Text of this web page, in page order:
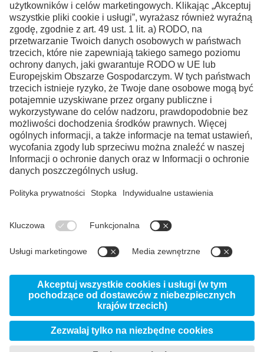
Facebook
Instagram
© 2026 Uddeholm Polska - Dział voestalpine High
Performance Metals Polska
Ogólne Warunki
Polityka prywatności